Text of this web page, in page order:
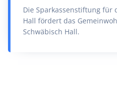
Die Sparkassenstiftung für
Hall fördert das
Schwäbisch Hall.